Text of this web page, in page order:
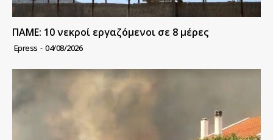
ΠΑΜΕ: 10 νεκροί εργαζόμενοι σε 8 μέρες
Epress - 04/08/2026